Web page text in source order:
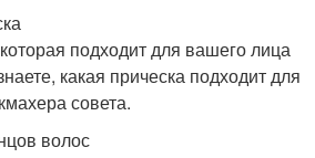
подходит для вашего лица
какая прическа подходит для
совета.
волос